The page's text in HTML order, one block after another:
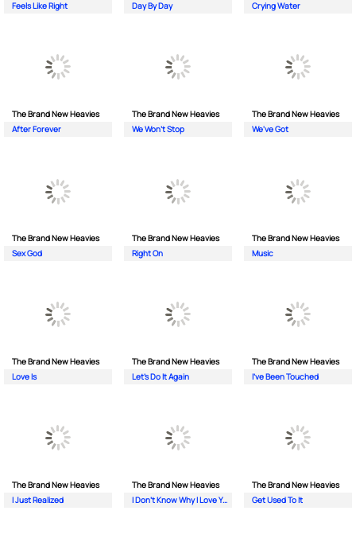
Feels Like Right
Day By Day
Crying Water
The Brand New Heavies
After Forever
The Brand New Heavies
We Won't Stop
The Brand New Heavies
We've Got
The Brand New Heavies
Sex God
The Brand New Heavies
Right On
The Brand New Heavies
Music
The Brand New Heavies
Love Is
The Brand New Heavies
Let's Do It Again
The Brand New Heavies
I've Been Touched
The Brand New Heavies
I Just Realized
The Brand New Heavies
I Don't Know Why I Love You
The Brand New Heavies
Get Used To It